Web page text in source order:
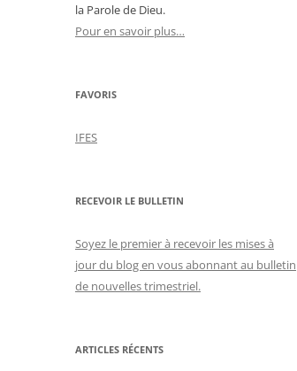
la Parole de Dieu.
Pour en savoir plus…
FAVORIS
IFES
RECEVOIR LE BULLETIN
Soyez le premier à recevoir les mises à
jour du blog en vous abonnant au bulletin
de nouvelles trimestriel.
ARTICLES RÉCENTS